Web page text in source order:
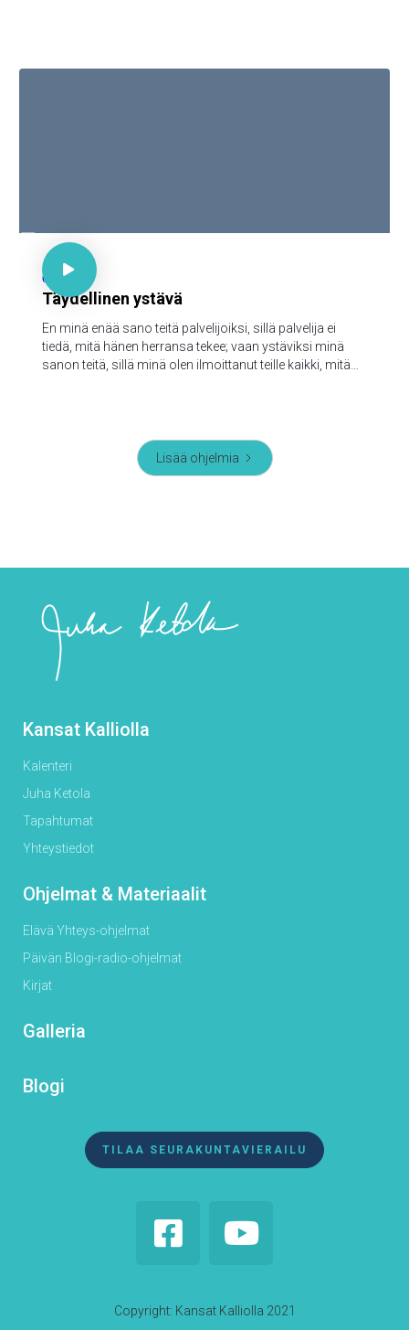
Joh 15:15

62
Täydellinen ystävä
En minä enää sano teitä palvelijoiksi, sillä palvelija ei
tiedä, mitä hänen herransa tekee; vaan ystäviksi minä
sanon teitä, sillä minä olen ilmoittanut teille kaikki, mitä
Lisää ohjelmia
Kansat Kalliolla
Kalenteri
Juha Ketola
Tapahtumat
Yhteystiedot
Ohjelmat & Materiaalit
Elävä Yhteys-ohjelmat
Päivän Blogi-radio-ohjelmat
Kirjat
Galleria
Blogi
TILAA SEURAKUNTAVIERAILU
 
Copyright: Kansat Kalliolla 2021